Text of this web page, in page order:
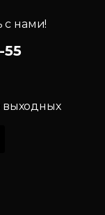
с нами!
55
выходных